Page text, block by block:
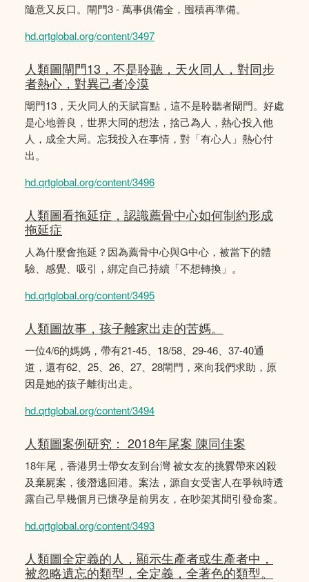
隨意又反口。閘門3 - 萬事俱備全，囤積再準備。
hd.qrtglobal.org/content/3497
人類圖閘門13，不是聆聽，天火同人，對同步
者熱心，對異己者冷漠
閘門13，天火同人的天賦盲點，這不是聆聽者閘門。好處
是心地善良，世界大同的想法，捨己為人，熱心投入他
人，成全大局。忘我投入在事情，對「有心人」熱心付
出。
hd.qrtglobal.org/content/3496
人類圖看拖延症，認識薦骨中心如何制約形成
拖延症
人為什麼會拖延？因為薦骨中心與G中心，被當下的體
驗、感覺、吸引，綁定自己持續「不想轉換」。
hd.qrtglobal.org/content/3495
人類圖故事，孩子離家出走的苦媽。
一位4/6的媽媽，帶有21-45、18/58、29-46、37-40通
道，還有62、25、26、27、28閘門，來向我們求助，原
因是她的孩子離街出走。
hd.qrtglobal.org/content/3494
人類圖案例研究： 2018年尾案 陳同佳案
18年尾，香港男士帶女友到台灣 被女友的挑釁帶來凶殺
及棄屍案，後潛逃回港。案法，源自女受害人在爭執時透
露自己早幾個月已懷孕是前男友，在吵架其間引發命案。
hd.qrtglobal.org/content/3493
人類圖全定義的人，顯示生產者或生產者中，
被忽略遺忘的類型，全定義，全著色的類型。